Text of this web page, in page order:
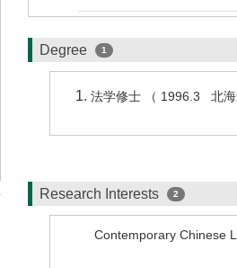
Degree 1
法学修士 （ 1996.3 北海
Research Interests 2
Contemporary Chinese